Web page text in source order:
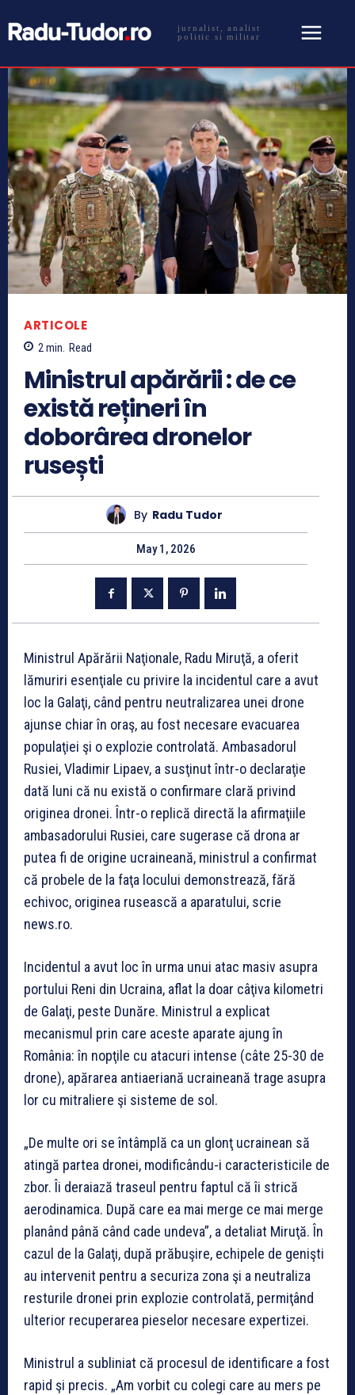
jurnalist, analist
politic si militar
ARTICOLE
2 min. Read
Ministrul apărării : de ce
există rețineri în
doborârea dronelor
rusești
By Radu Tudor
May 1, 2026
Ministrul Apărării Naţionale, Radu Miruţă, a oferit
lămuriri esenţiale cu privire la incidentul care a avut
loc la Galaţi, când pentru neutralizarea unei drone
ajunse chiar în oraş, au fost necesare evacuarea
populaţiei şi o explozie controlată. Ambasadorul
Rusiei, Vladimir Lipaev, a susţinut într-o declaraţie
dată luni că nu există o confirmare clară privind
originea dronei. Într-o replică directă la afirmaţiile
ambasadorului Rusiei, care sugerase că drona ar
putea fi de origine ucraineană, ministrul a confirmat
că probele de la faţa locului demonstrează, fără
echivoc, originea rusească a aparatului, scrie
news.ro.
Incidentul a avut loc în urma unui atac masiv asupra
portului Reni din Ucraina, aflat la doar câţiva kilometri
de Galaţi, peste Dunăre. Ministrul a explicat
mecanismul prin care aceste aparate ajung în
România: în nopţile cu atacuri intense (câte 25-30 de
drone), apărarea antiaeriană ucraineană trage asupra
lor cu mitraliere şi sisteme de sol.
„De multe ori se întâmplă ca un glonţ ucrainean să
atingă partea dronei, modificându-i caracteristicile de
zbor. Îi deraiază traseul pentru faptul că îi strică
aerodinamica. După care ea mai merge ce mai merge
planând până când cade undeva”, a detaliat Miruţă. În
cazul de la Galaţi, după prăbuşire, echipele de genişti
au intervenit pentru a securiza zona şi a neutraliza
resturile dronei prin explozie controlată, permiţând
ulterior recuperarea pieselor necesare expertizei.
Ministrul a subliniat că procesul de identificare a fost
rapid şi precis. „Am vorbit cu colegi care au mers pe